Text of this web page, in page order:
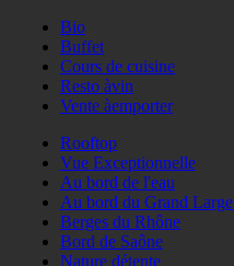
Bio
Buffet
Cours de cuisine
Resto àvin
Vente àemporter
Rooftop
Vue Exceptionnelle
Au bord de l'eau
Au bord du Grand Large
Berges du Rhône
Bord de Saône
Nature détente